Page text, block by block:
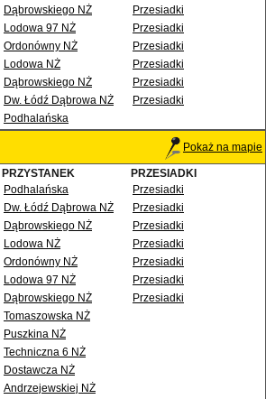
Dąbrowskiego NŻ
Przesiadki
Lodowa 97 NŻ
Przesiadki
Ordonówny NŻ
Przesiadki
Lodowa NŻ
Przesiadki
Dąbrowskiego NŻ
Przesiadki
Dw. Łódź Dąbrowa NŻ
Przesiadki
Podhalańska
Pokaż na mapie
PRZYSTANEK
PRZESIADKI
Podhalańska
Przesiadki
Dw. Łódź Dąbrowa NŻ
Przesiadki
Dąbrowskiego NŻ
Przesiadki
Lodowa NŻ
Przesiadki
Ordonówny NŻ
Przesiadki
Lodowa 97 NŻ
Przesiadki
Dąbrowskiego NŻ
Przesiadki
Tomaszowska NŻ
Puszkina NŻ
Techniczna 6 NŻ
Dostawcza NŻ
Andrzejewskiej NŻ